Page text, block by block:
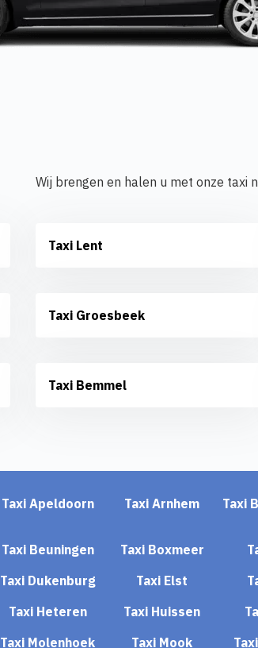
Wij brengen en halen u met onze taxi
Taxi Lent
Taxi Groesbeek
Taxi Bemmel
Taxi Apeldoorn Taxi Arnhem Taxi
Taxi Beuningen Taxi Boxmeer
Taxi Dukenburg Taxi Elst
Taxi Heteren Taxi Huissen
Taxi Molenhoek Taxi Mook